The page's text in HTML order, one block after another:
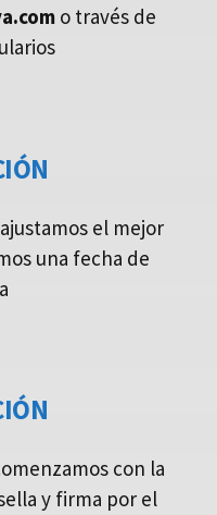
o través de
el mejor
una fecha de
con la
y firma por el